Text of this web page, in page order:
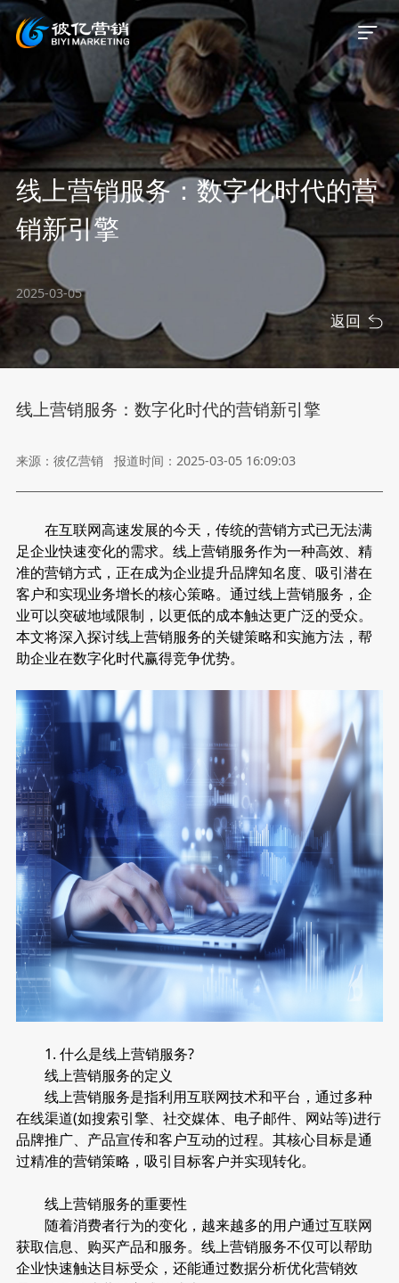
首页
关于我们
服务案例
新闻资讯
线上营销服务：数字化时代的营
销新引擎
2025-03-05
返回
线上营销服务：数字化时代的营销新引擎
来源：彼亿营销 报道时间：2025-03-05 16:09:03
在互联网高速发展的今天，传统的营销方式已无法满
足企业快速变化的需求。线上营销服务作为一种高效、精
准的营销方式，正在成为企业提升品牌知名度、吸引潜在
客户和实现业务增长的核心策略。通过线上营销服务，企
业可以突破地域限制，以更低的成本触达更广泛的受众。
本文将深入探讨线上营销服务的关键策略和实施方法，帮
助企业在数字化时代赢得竞争优势。
1. 什么是线上营销服务?
线上营销服务的定义
线上营销服务是指利用互联网技术和平台，通过多种
在线渠道(如搜索引擎、社交媒体、电子邮件、网站等)进行
品牌推广、产品宣传和客户互动的过程。其核心目标是通
过精准的营销策略，吸引目标客户并实现转化。
线上营销服务的重要性
随着消费者行为的变化，越来越多的用户通过互联网
获取信息、购买产品和服务。线上营销服务不仅可以帮助
企业快速触达目标受众，还能通过数据分析优化营销效